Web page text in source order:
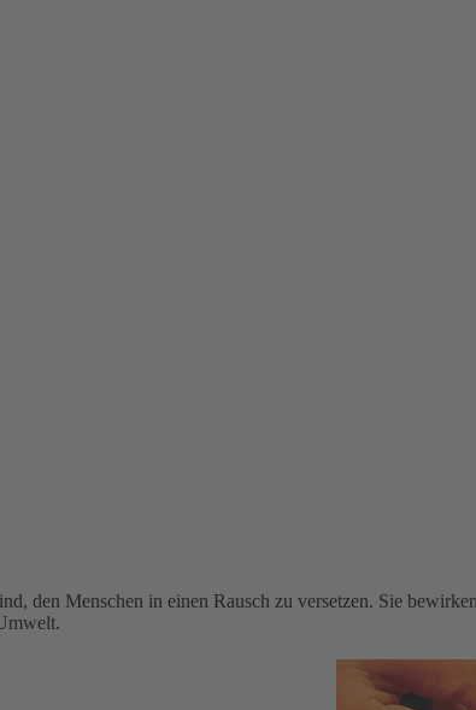
den Menschen in einen Rausch zu versetzen. Sie